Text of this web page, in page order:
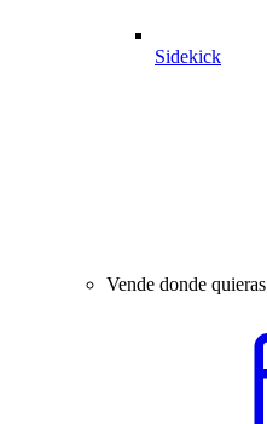
Sidekick
Vende donde quieras